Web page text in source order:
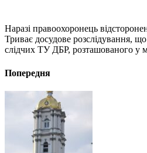
Наразі правоохоронець
Триває досудове розслідування,
слідчих ТУ ДБР, розташованого у
Попередня